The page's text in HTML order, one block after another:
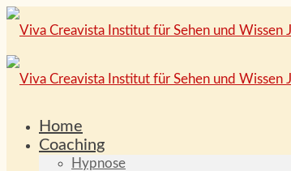
Home
Coaching
Hypnose